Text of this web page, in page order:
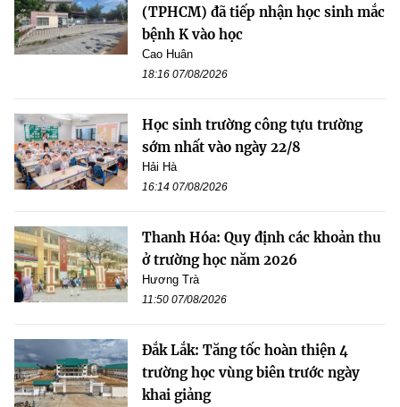
(TPHCM) đã tiếp nhận học sinh mắc
bệnh K vào học
Cao Huân
18:16 07/08/2026
Học sinh trường công tựu trường
sớm nhất vào ngày 22/8
Hải Hà
16:14 07/08/2026
Thanh Hóa: Quy định các khoản thu
ở trường học năm 2026
Hương Trà
11:50 07/08/2026
Đắk Lắk: Tăng tốc hoàn thiện 4
trường học vùng biên trước ngày
khai giảng